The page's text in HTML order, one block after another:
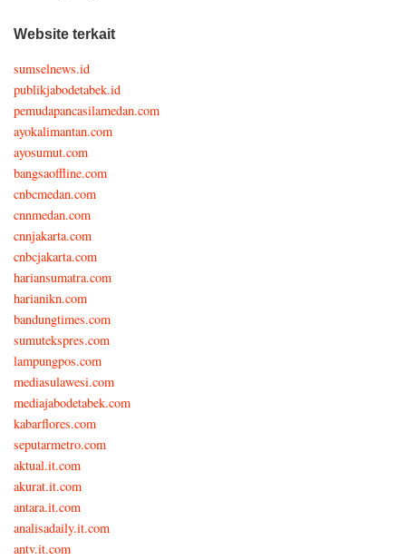
Website terkait
sumselnews.id
publikjabodetabek.id
pemudapancasilamedan.com
ayokalimantan.com
ayosumut.com
bangsaoffline.com
cnbcmedan.com
cnnmedan.com
cnnjakarta.com
cnbcjakarta.com
hariansumatra.com
harianikn.com
bandungtimes.com
sumutekspres.com
lampungpos.com
mediasulawesi.com
mediajabodetabek.com
kabarflores.com
seputarmetro.com
aktual.it.com
akurat.it.com
antara.it.com
analisadaily.it.com
antv.it.com